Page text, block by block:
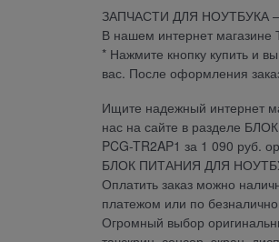
ЗАПЧАСТИ ДЛЯ НОУТБУКА
В нашем интернет магазине
* Нажмите кнопку купить и
вас. После оформления
Ищите надежный интернет
нас на сайте в разделе
PCG-TR2AP1 за 1 090 руб.
БЛОК ПИТАНИЯ ДЛЯ
Оплатить заказ можно
платежом или по
Огромный выбор